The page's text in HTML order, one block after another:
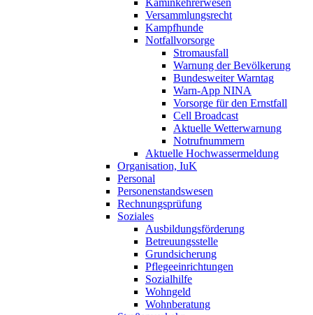
Kaminkehrerwesen
Versammlungsrecht
Kampfhunde
Notfallvorsorge
Stromausfall
Warnung der Bevölkerung
Bundesweiter Warntag
Warn-App NINA
Vorsorge für den Ernstfall
Cell Broadcast
Aktuelle Wetterwarnung
Notrufnummern
Aktuelle Hochwassermeldung
Organisation, IuK
Personal
Personenstandswesen
Rechnungsprüfung
Soziales
Ausbildungsförderung
Betreuungsstelle
Grundsicherung
Pflegeeinrichtungen
Sozialhilfe
Wohngeld
Wohnberatung